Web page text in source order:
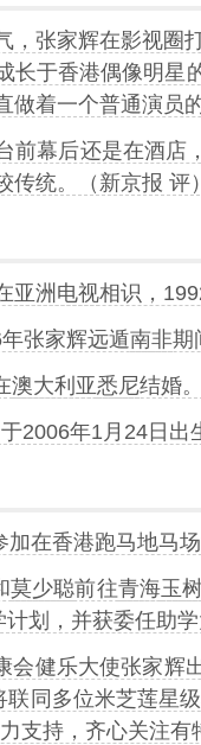
，张家辉在影视圈
长于香港偶像明星
做着一个普通演员
前幕后还是在酒店
统。（新京报 评）
亚洲电视相识，
张家辉远遁南非期
澳大利亚悉尼结婚。
2006年1月24日出
在香港跑马地马
莫少聪前往青海玉
划，并获委任助学
会健乐大使张家辉
联同多位米芝莲星
支持，齐心关注有